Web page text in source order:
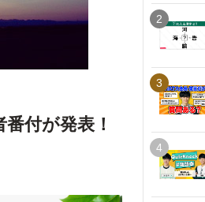
付が発表！
2
3
4